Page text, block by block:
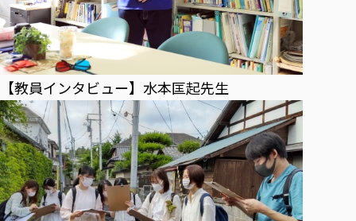
【教員インタビュー】水本匡起先生